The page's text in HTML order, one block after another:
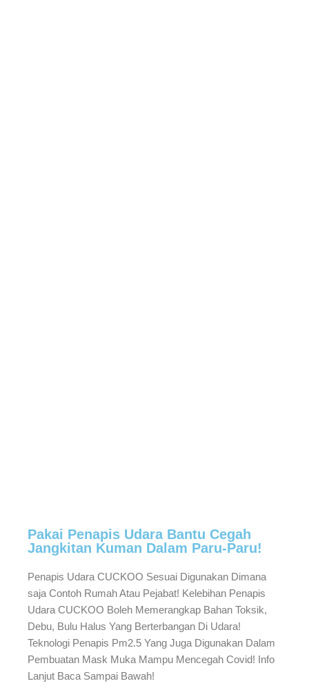
Pakai Penapis Udara Bantu Cegah
Jangkitan Kuman Dalam Paru-Paru!
Penapis Udara CUCKOO Sesuai Digunakan Dimana
saja Contoh Rumah Atau Pejabat! Kelebihan Penapis
Udara CUCKOO Boleh Memerangkap Bahan Toksik,
Debu, Bulu Halus Yang Berterbangan Di Udara!
Teknologi Penapis Pm2.5 Yang Juga Digunakan Dalam
Pembuatan Mask Muka Mampu Mencegah Covid! Info
Lanjut Baca Sampai Bawah!